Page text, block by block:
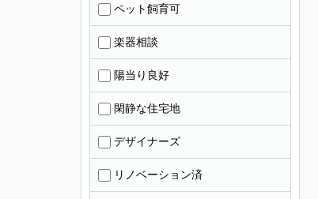
ペット飼育可
楽器相談
陽当り良好
閑静な住宅地
デザイナーズ
リノベーション済